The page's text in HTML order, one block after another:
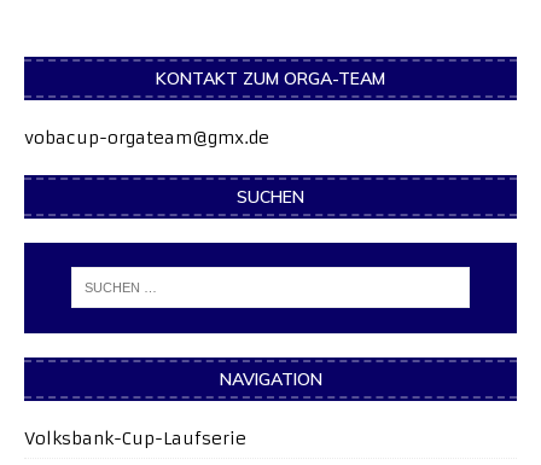
KONTAKT ZUM ORGA-TEAM
vobacup-orgateam@gmx.de
SUCHEN
NAVIGATION
Volksbank-Cup-Laufserie